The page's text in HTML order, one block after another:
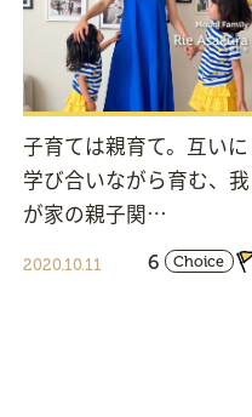
子育ては親育て。互いに
学び合いながら育む、我
が家の親子関…
2020.10.11 6 Choice